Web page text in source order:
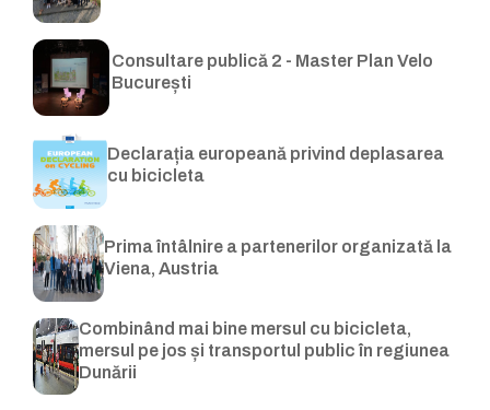
Consultare publică 2 - Master Plan Velo
București
Declarația europeană privind deplasarea
cu bicicleta
Prima întâlnire a partenerilor organizată la
Viena, Austria
Combinând mai bine mersul cu bicicleta,
mersul pe jos și transportul public în regiunea
Dunării